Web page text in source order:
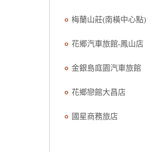
梅蘭山莊(南橫中心點)
花鄉汽車旅館-鳳山店
金銀島庭園汽車旅館
花鄉戀館大昌店
國星商務旅店